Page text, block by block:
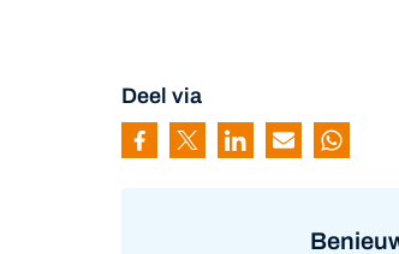
Deel via
Pagina delen via Facebook
Pagina delen via
Pagina delen via
Pagina